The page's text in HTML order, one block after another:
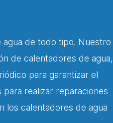
de todo tipo. Nuestro
de calentadores de agua,
para garantizar el
realizar reparaciones
los calentadores de agua